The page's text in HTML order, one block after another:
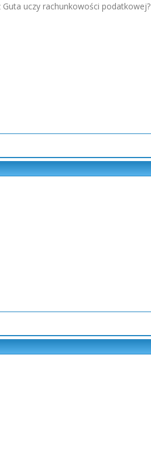
uczy rachunkowości podatkowej?